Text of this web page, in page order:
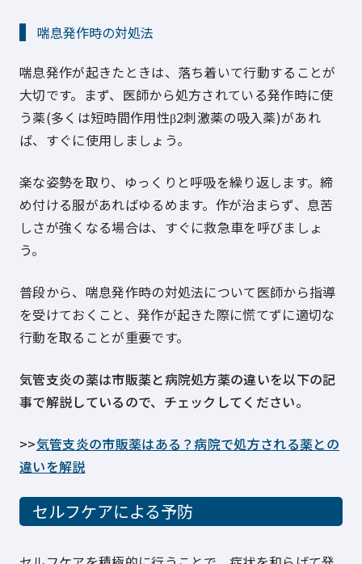
喘息発作時の対処法
喘息発作が起きたときは、落ち着いて行動することが
大切です。まず、医師から処方されている発作時に使
う薬(多くは短時間作用性β2刺激薬の吸入薬)があれ
ば、すぐに使用しましょう。
楽な姿勢を取り、ゆっくりと呼吸を繰り返します。締
め付ける服があればゆるめます。作が治まらず、息苦
しさが強くなる場合は、すぐに救急車を呼びましょ
う。
普段から、喘息発作時の対処法について医師から指導
を受けておくこと、発作が起きた際に慌てずに適切な
行動を取ることが重要です。
気管支炎の薬は市販薬と病院処方薬の違いを以下の記
事で解説しているので、チェックしてください。
>>気管支炎の市販薬はある？病院で処方される薬との
違いを解説
セルフケアによる予防